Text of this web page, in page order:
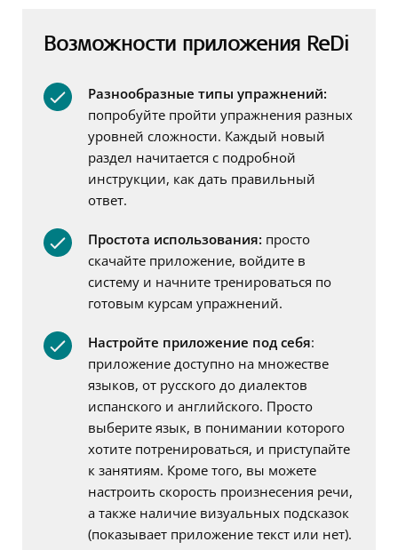
Возможности приложения ReDi
Разнообразные типы упражнений:
попробуйте пройти упражнения разных
уровней сложности. Каждый новый
раздел начитается с подробной
инструкции, как дать правильный
ответ.
Простота использования: просто
скачайте приложение, войдите в
систему и начните тренироваться по
готовым курсам упражнений.
Настройте приложение под себя:
приложение доступно на множестве
языков, от русского до диалектов
испанского и английского. Просто
выберите язык, в понимании которого
хотите потренироваться, и приступайте
к занятиям. Кроме того, вы можете
настроить скорость произнесения речи,
а также наличие визуальных подсказок
(показывает приложение текст или нет).